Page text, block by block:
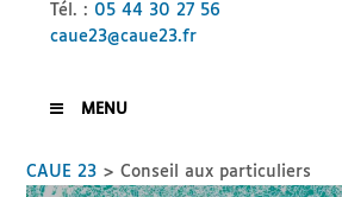
Tél. : 05 44 30 27 56
caue23@caue23.fr
MENU
CAUE 23 >Conseil aux particuliers